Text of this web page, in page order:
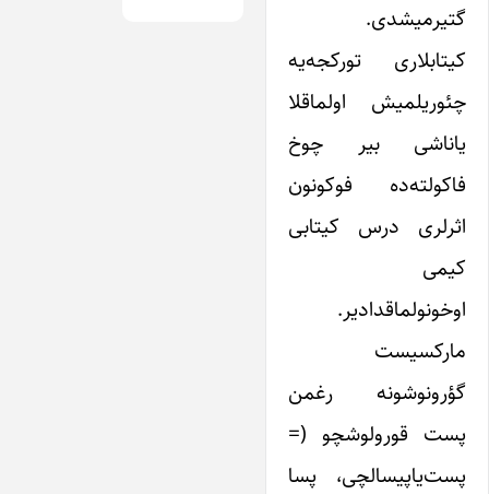
گتیرمیشدی.
کیتابلاری تورکجه‌یه
چئوریلمیش اولماقلا
یاناشی بیر چوخ
فاکولته‌ده فوکونون
اثرلری درس کیتابی
کیمی
اوخونولماقدادیر.
مارکسیست
گؤرونوشونه رغمن
پست قورولوشچو (=
پست‌یاپیسالچی، پسا